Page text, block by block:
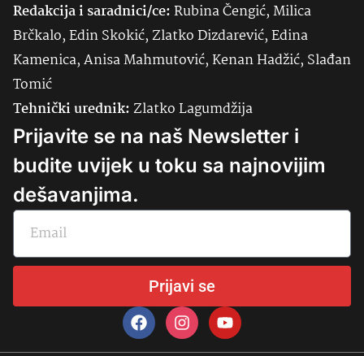
Redakcija i saradnici/ce:Rubina Čengić, Milica
Brčkalo, Edin Skokić, Zlatko Dizdarević, Edina
Kamenica, Anisa Mahmutović, Kenan Hadžić, Slađan
Tomić
Tehnički urednik:Zlatko Lagumdžija
Prijavite se na naš Newsletter i
budite uvijek u toku sa najnovijim
dešavanjima.
Prijavi se